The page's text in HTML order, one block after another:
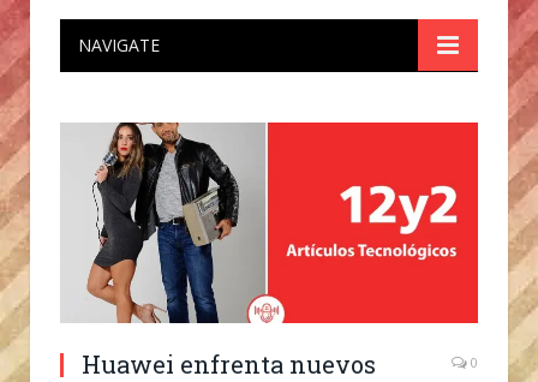
NAVIGATE
Huawei enfrenta nuevos
0